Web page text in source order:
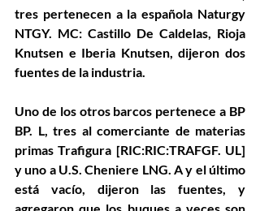
tres pertenecen a la española Naturgy
NTGY. MC: Castillo De Caldelas, Rioja
Knutsen e Iberia Knutsen, dijeron dos
fuentes de la industria.
Uno de los otros barcos pertenece a BP
BP. L, tres al comerciante de materias
primas Trafigura [RIC:RIC:TRAFGF. UL]
y uno a U.S. Cheniere LNG. A y el último
está vacío, dijeron las fuentes, y